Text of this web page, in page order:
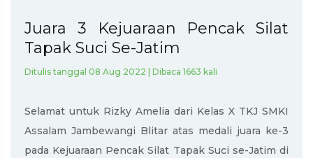
Juara 3 Kejuaraan Pencak Silat
Tapak Suci Se-Jatim
Ditulis tanggal 08 Aug 2022 | Dibaca 1663 kali
Selamat untuk Rizky Amelia dari Kelas X TKJ SMKI
Assalam Jambewangi Blitar atas medali juara ke-3
pada Kejuaraan Pencak Silat Tapak Suci se-Jatim di